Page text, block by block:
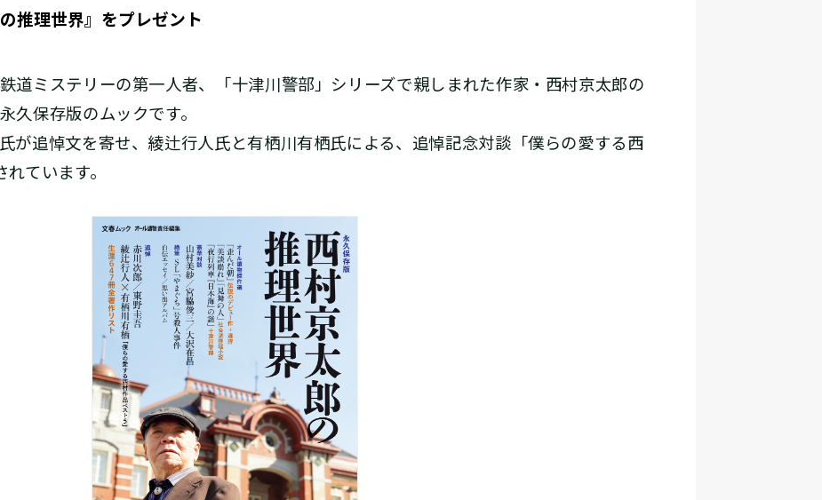
推理世界』をプレゼント
道ミステリーの第一人者、「十津川警部」シリーズで親しまれた作家・西村京太郎の
久保存版のムックです。
が追悼文を寄せ、綾辻行人氏と有栖川有栖氏による、追悼記念対談「僕らの愛する西
ています。